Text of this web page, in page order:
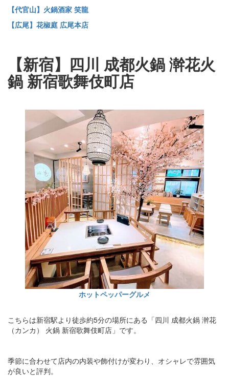
【代官山】火鍋酒家 笑龍
【広尾】花椒庭 広尾本店
【新宿】四川 成都火鍋 澣花火
鍋 新宿歌舞伎町店
ホットペッパーグルメ
こちらは新宿駅より徒歩約5分の場所にある「四川 成都火鍋 澣花
（カンカ） 火鍋 新宿歌舞伎町店」です。
季節に合わせて店内の内装や飾付けが変わり、オシャレで雰囲気
が良いと評判。